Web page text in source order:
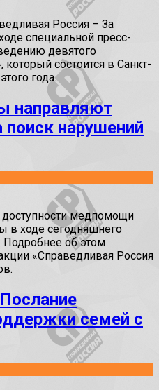
Россия – За
специальной пресс-
девятого
состоится в Санкт-
года.
направляют
поиск нарушений
медпомощи
в ходе сегодняшнего
Подробнее об этом
«Справедливая Россия
семей с